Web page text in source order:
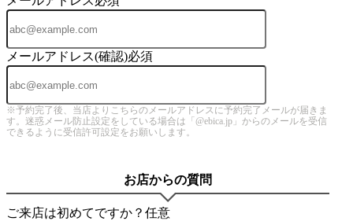
メールアドレス(確認)必須
※予約完了後、当店よりこちらのメールアドレスに予約完了メールが届きま
す。迷惑メール防止設定をしている場合は「@ebica.jp」からのメールを受信
できるように受信許可設定をお願いします。
お店からの質問
ご来店は初めてですか？ 任意